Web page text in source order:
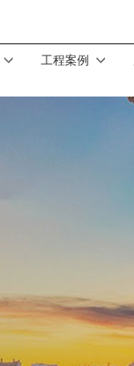
工程案例